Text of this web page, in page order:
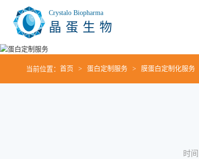
Crystalo Biopharma
晶蛋生物
当前位置： 首页 蛋白定制服务 膜蛋白定制化服务
时